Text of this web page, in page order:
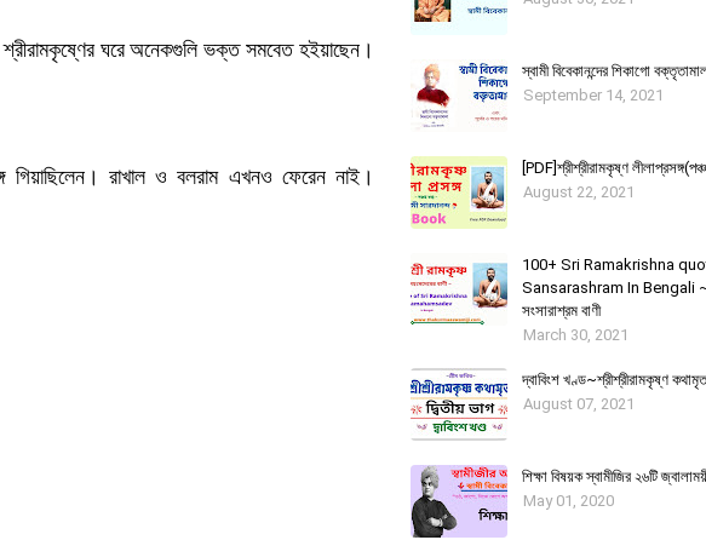
ঘরে অনেকগুলি ভক্ত সমবেত হইয়াছেন।
গিয়াছিলেন। রাখাল ও বলরাম এখনও ফেরেন নাই।
স্বামী বিবেকানন্দের শিকাগাে
September 14, 2021
[PDF]শ্রীশ্রীরামকৃষ্ণ
August 22, 2021
100+ Sri Ramakrishna
Sansarashram In Bengali ~
সংসারাশ্রম বাণী
March 30, 2021
দ্বাবিংশ খণ্ড~শ্রীশ্রীরামকৃষ্ণ
August 07, 2021
শিক্ষা বিষয়ক স্বামীজির ২৬টি
May 01, 2020